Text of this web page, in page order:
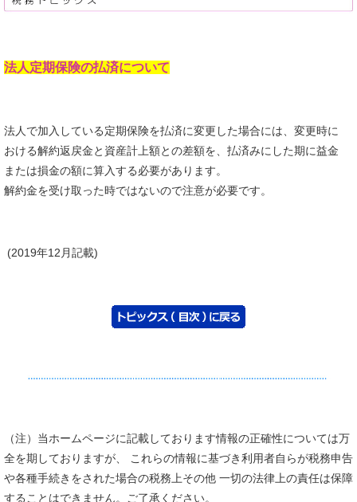
法人定期保険の払済について
法人で加入している定期保険を払済に変更した場合には、変更時に
おける解約返戻金と資産計上額との差額を、払済みにした期に益金
または損金の額に算入する必要があります。
解約金を受け取った時ではないので注意が必要です。
(2019年12月記載)
（注）当ホームページに記載しております情報の正確性については万
全を期しておりますが、 これらの情報に基づき利用者自らが税務申告
や各種手続きをされた場合の税務上その他 一切の法律上の責任は保障
することはできません。ご了承ください。